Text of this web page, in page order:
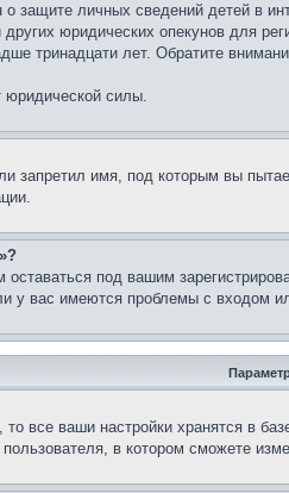
защите личных сведений детей в
юридических опекунов для
тринадцати лет. Обратите
юридической силы.
запретил имя, под которым вы
под вашим
у вас имеются проблемы с
все ваши настройки хранятся в
в котором сможете